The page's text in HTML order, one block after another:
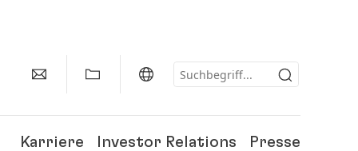
Karriere Investor Relations Presse